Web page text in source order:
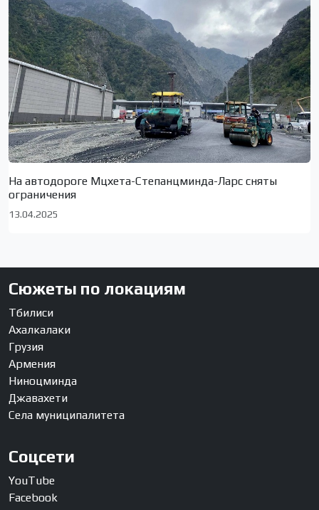
На автодороге Мцхета-Степанцминда-Ларс сняты
ограничения
13.04.2025
Сюжеты по локациям
Тбилиси
Ахалкалаки
Грузия
Армения
Ниноцминда
Джавахети
Села муниципалитета
Соцсети
YouTube
Facebook